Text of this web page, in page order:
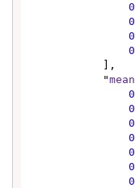
            "
mean